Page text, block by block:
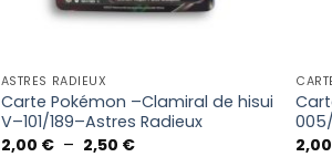
ASTRES RADIEUX
Carte Pokémon –Clamiral de hisui
V–101/189–Astres Radieux
2,00 € – 2,50 €Plage
2,00